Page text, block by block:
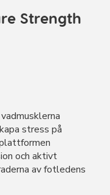
Strength
stress på
och aktivt
av fotledens